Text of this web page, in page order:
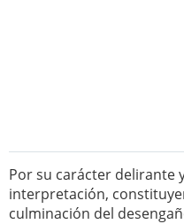
Por su carácter delirante
interpretación,
culminación del